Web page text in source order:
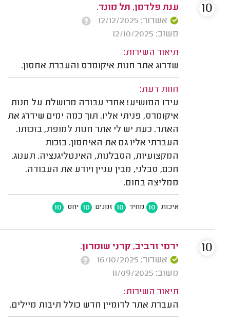
ענת פלדמן, תל מונד.
אשרור: 12/12/2025
משוב: 12/10/2025
תיאור השירות:
שדרוג אתר חנות איקומרס והעברת אחסון.
חוות דעת:
עידו המושיע! אחרי עבודה מרושלת על חנות
איקומרס, פניתי אליו. תוך כמה ימים שידרג את
האתר. כעת יש לי אתר חנות למופת, בזכותו.
העברתי אליו גם את האיחסון. בזכות
המקצועיות, הסבלנות, האינטליגנציה. תענוג.
חכם, סבלני, מבין עניין ויודע את העבודה.
ממליצה בחום.
איכות 10 מחיר 10 זמנים 10 יחס 10
10
ירמי זרביב, קרני שומרון.
אשרור: 16/10/2025
משוב: 11/09/2025
תיאור השירות:
העברת אתר לדומיין חדש כולל תיבות מיילים.
10